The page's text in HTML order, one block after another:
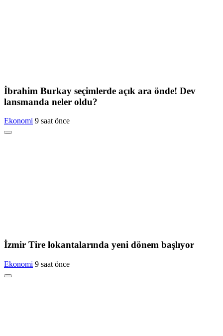
İbrahim Burkay seçimlerde açık ara önde! Dev
lansmanda neler oldu?
Ekonomi 9 saat önce
İzmir Tire lokantalarında yeni dönem başlıyor
Ekonomi 9 saat önce